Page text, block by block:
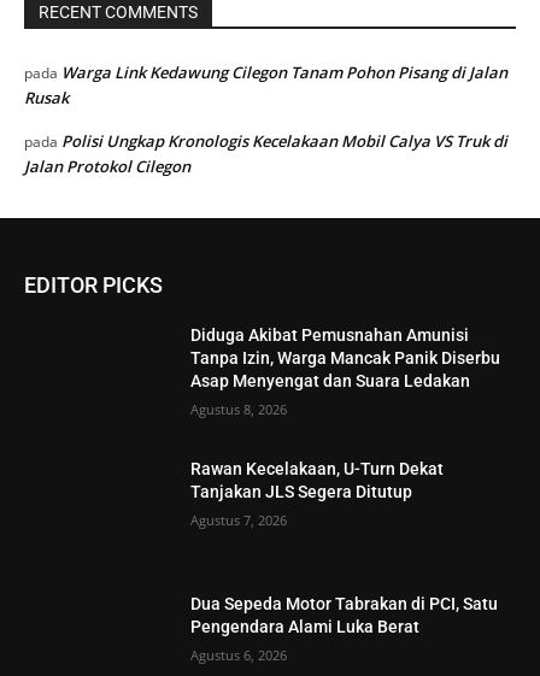
RECENT COMMENTS
pada Warga Link Kedawung Cilegon Tanam Pohon Pisang di Jalan
Rusak
pada Polisi Ungkap Kronologis Kecelakaan Mobil Calya VS Truk di
Jalan Protokol Cilegon
EDITOR PICKS
Diduga Akibat Pemusnahan Amunisi
Tanpa Izin, Warga Mancak Panik Diserbu
Asap Menyengat dan Suara Ledakan
Agustus 8, 2026
Rawan Kecelakaan, U-Turn Dekat
Tanjakan JLS Segera Ditutup
Agustus 7, 2026
Dua Sepeda Motor Tabrakan di PCI, Satu
Pengendara Alami Luka Berat
Agustus 6, 2026